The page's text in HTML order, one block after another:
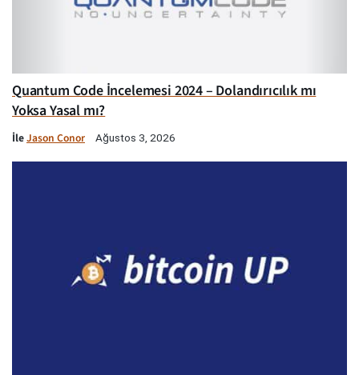
Quantum Code İncelemesi 2024 – Dolandırıcılık mı
Yoksa Yasal mı?
İleJason Conor Ağustos 3, 2026